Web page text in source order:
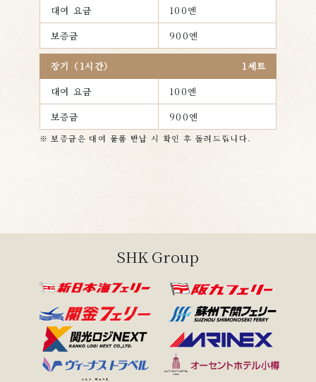
대여 요금
100엔
보증금
900엔
장기（1시간）
1세트
대여 요금
100엔
보증금
900엔
※ 보증금은 대여 물품 반납 시 확인 후 돌려드립니다.
SHK Group